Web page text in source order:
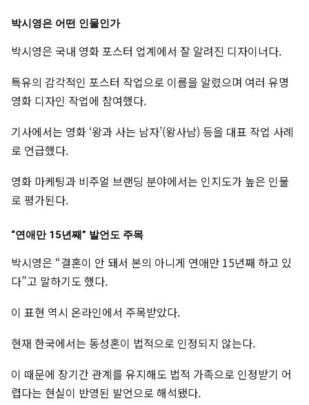
박시영은 어떤 인물인가
박시영은 국내 영화 포스터 업계에서 잘 알려진 디자이너다.
특유의 감각적인 포스터 작업으로 이름을 알렸으며 여러 유명
영화 디자인 작업에 참여했다.
기사에서는 영화 ‘왕과 사는 남자’(왕사남) 등을 대표 작업 사례
로 언급했다.
영화 마케팅과 비주얼 브랜딩 분야에서는 인지도가 높은 인물
로 평가된다.
“연애만 15년째” 발언도 주목
박시영은 “결혼이 안 돼서 본의 아니게 연애만 15년째 하고 있
다”고 말하기도 했다.
이 표현 역시 온라인에서 주목받았다.
현재 한국에서는 동성혼이 법적으로 인정되지 않는다.
이 때문에 장기간 관계를 유지해도 법적 가족으로 인정받기 어
렵다는 현실이 반영된 발언으로 해석됐다.